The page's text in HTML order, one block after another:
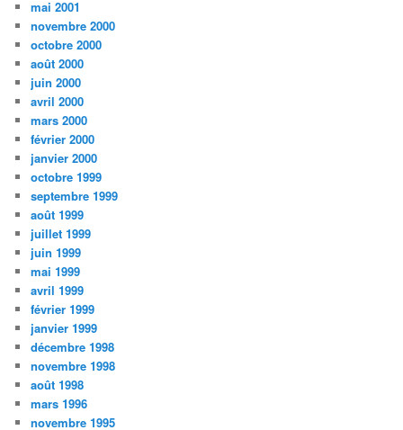
mai 2001
novembre 2000
octobre 2000
août 2000
juin 2000
avril 2000
mars 2000
février 2000
janvier 2000
octobre 1999
septembre 1999
août 1999
juillet 1999
juin 1999
mai 1999
avril 1999
février 1999
janvier 1999
décembre 1998
novembre 1998
août 1998
mars 1996
novembre 1995